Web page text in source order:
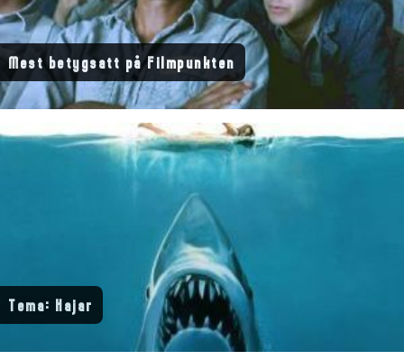
Mest betygsatt på Filmpunkten
Tema: Hajar